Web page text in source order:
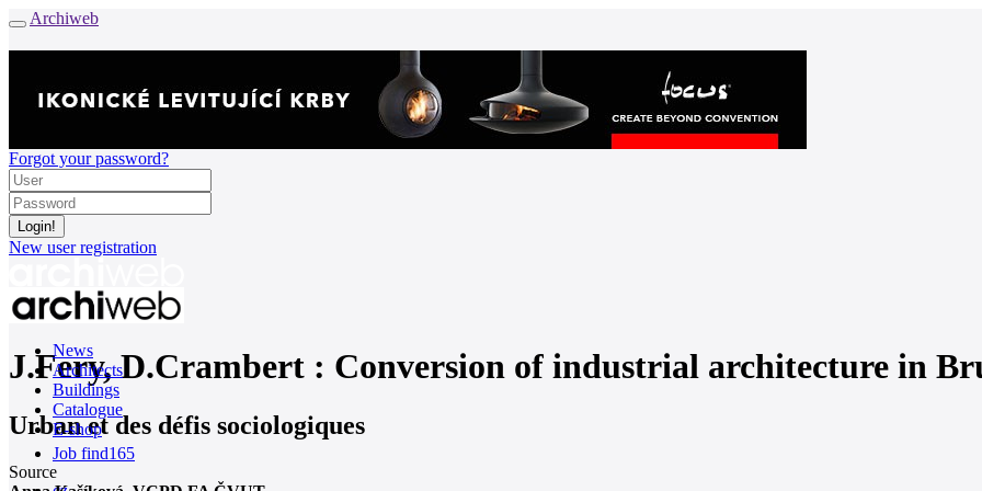
Archiweb
Forgot your password?
New user registration
News
Architects
Buildings
Catalogue
E-shop
Job find165
J.Fery, D.Crambert : Conversion of industrial architecture in
Urban et des défis sociologiques
Source